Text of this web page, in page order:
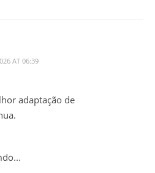
AT 06:39
adaptação de